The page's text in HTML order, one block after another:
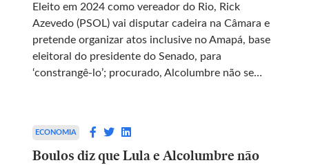
Eleito em 2024 como vereador do Rio, Rick
Azevedo (PSOL) vai disputar cadeira na Câmara e
pretende organizar atos inclusive no Amapá, base
eleitoral do presidente do Senado, para
‘constrangê-lo’; procurado, Alcolumbre não se
ECONOMIA
Boulos diz que Lula e Alcolumbre não